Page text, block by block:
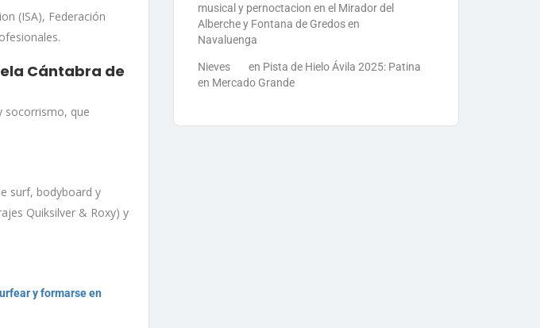
(ISA), Federación
Cántabra de
socorrismo, que
surf, bodyboard y
Quiksilver & Roxy) y
y formarse en
musical y pernoctacion en el Mirador del
Alberche y Fontana de Gredos en
Navaluenga
Nieves en Pista de Hielo Ávila 2025: Patina
en Mercado Grande